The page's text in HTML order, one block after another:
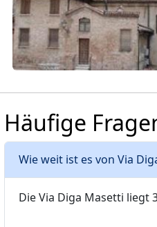
Häufige
Wie weit ist es von Via
Die Via Diga Masetti liegt